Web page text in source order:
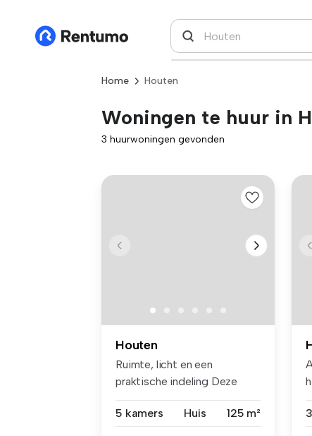
Home Houten
Woningen te huur in
3 huurwoningen gevonden
Houten
Ruimte, licht en een
praktische indeling Deze
5 kamers
Huis 125 m²